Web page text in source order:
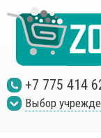
+7 775 414
Выбор